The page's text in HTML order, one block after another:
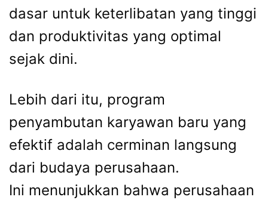
dasar untuk keterlibatan yang tinggi
dan produktivitas yang optimal
sejak dini.
Lebih dari itu, program
penyambutan karyawan baru yang
efektif adalah cerminan langsung
dari budaya perusahaan.
Ini menunjukkan bahwa perusahaan